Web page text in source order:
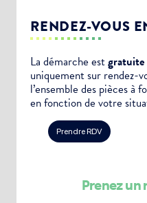
RENDEZ-VOUS
La démarche estgratuite
uniquement sur rendez-
l’ensemble des pièces à
en fonction de votre